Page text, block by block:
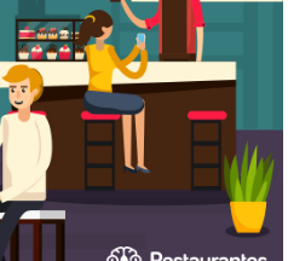
saber si estoy ganando
restaurante?
las ventas de tu
este 2025?